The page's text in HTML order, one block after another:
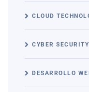
CLOUD
CYBER SECURITY
DESARROLLO